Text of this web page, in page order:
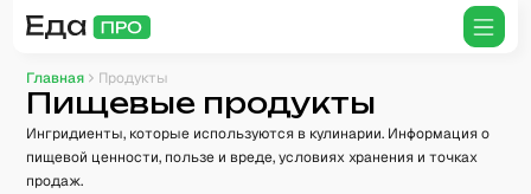
Главная Продукты
Пищевые продукты
Ингридиенты, которые используются в кулинарии. Информация о
пищевой ценности, пользе и вреде, условиях хранения и точках
продаж.